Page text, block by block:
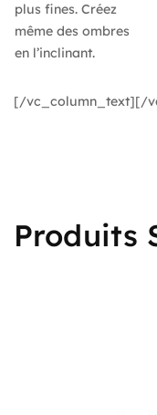
plus fines. Créez
même des ombres
en l’inclinant.
[/vc_column_text][/
Produits